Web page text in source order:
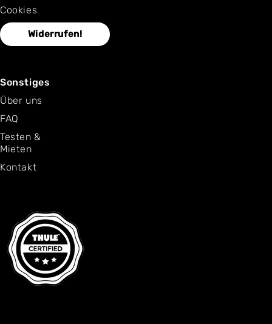
Cookies
Widerrufen!
Sonstiges
Über uns
FAQ
Testen &
Mieten
Kontakt